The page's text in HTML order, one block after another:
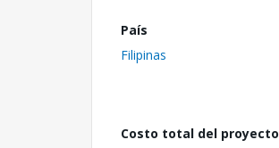
País
Filipinas
Costo total del proyecto